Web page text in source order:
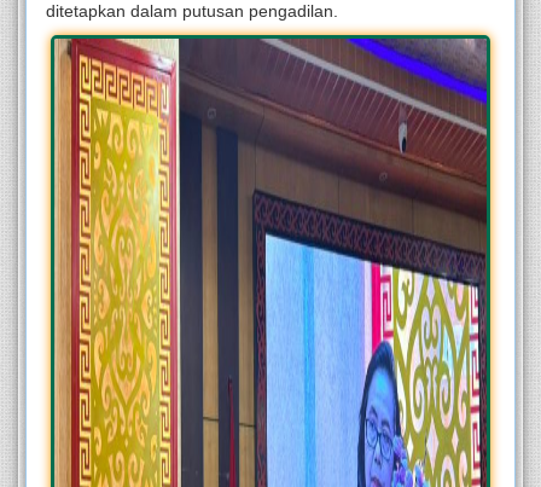
ditetapkan dalam putusan pengadilan.